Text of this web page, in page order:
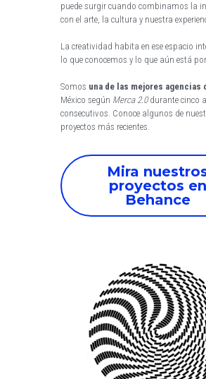
CONTACTO
puede surgir cuando combinamos la
con el arte, la cultura y nuestra
La creatividad habita en ese espacio
lo que conocemos y lo que aún está
Somos una de las mejores agencias
México según Merca 2.0 durante cinco
consecutivos. Conoce algunos de
proyectos más recientes.
Mira
proyectos en
Behance